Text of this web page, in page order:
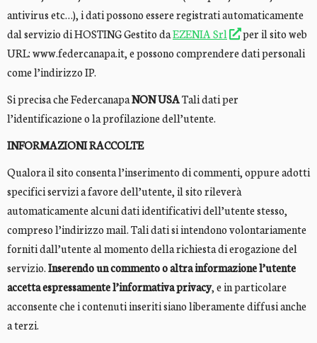
antivirus etc…), i dati possono essere registrati automaticamente
dal servizio di HOSTING Gestito daEZENIA Srl
per il sito web
URL: www.federcanapa.it, e possono comprendere dati personali
come l’indirizzo IP.
Si precisa che FedercanapaNON USATali dati per
l’identificazione o la profilazione dell’utente.
INFORMAZIONI RACCOLTE
Qualora il sito consenta l’inserimento di commenti, oppure adotti
specifici servizi a favore dell’utente, il sito rileverà
automaticamente alcuni dati identificativi dell’utente stesso,
compreso l’indirizzo mail. Tali dati si intendono volontariamente
forniti dall’utente al momento della richiesta di erogazione del
servizio.Inserendo un commento o altra informazione l’utente
accetta espressamente l’informativa privacy, e in particolare
acconsente che i contenuti inseriti siano liberamente diffusi anche
a terzi.